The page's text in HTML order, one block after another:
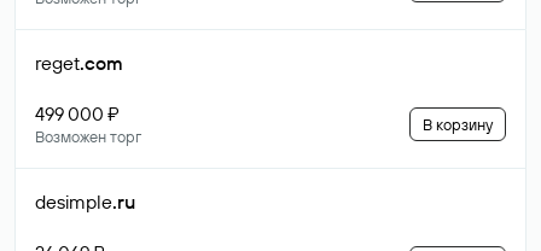
reget.com
499 000 ₽
Возможен торг
В корзину
desimple.ru